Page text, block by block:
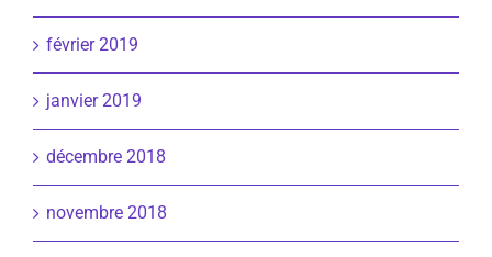
février 2019
janvier 2019
décembre 2018
novembre 2018